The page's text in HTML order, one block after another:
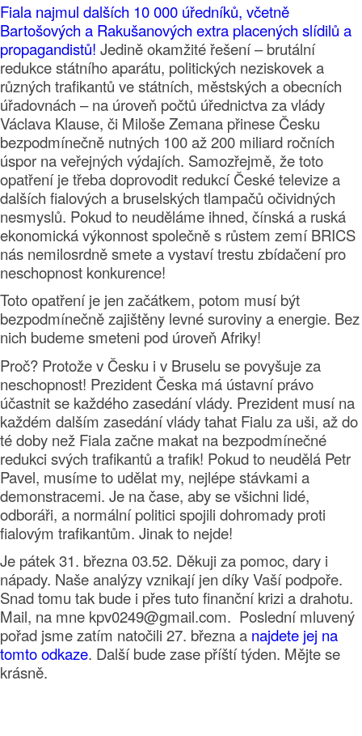
Fiala najmul dalších 10 000 úředníků, včetně
Bartošových a Rakušanových extra placených slídilů a
propagandistů! Jedině okamžité řešení – brutální
redukce státního aparátu, politických neziskovek a
různých trafikantů ve státních, městských a obecních
úřadovnách – na úroveň počtů úřednictva za vlády
Václava Klause, či Miloše Zemana přinese Česku
bezpodmínečně nutných 100 až 200 miliard ročních
úspor na veřejných výdajích. Samozřejmě, že toto
opatření je třeba doprovodit redukcí České televize a
dalších fialových a bruselských tlampačů očividných
nesmyslů. Pokud to neuděláme ihned, čínská a ruská
ekonomická výkonnost společně s růstem zemí BRICS
nás nemilosrdně smete a vystaví trestu zbídačení pro
neschopnost konkurence!
Toto opatření je jen začátkem, potom musí být
bezpodmínečně zajištěny levné suroviny a energie. Bez
nich budeme smeteni pod úroveň Afriky!
Proč? Protože v Česku i v Bruselu se povyšuje za
neschopnost! Prezident Česka má ústavní právo
účastnit se každého zasedání vlády. Prezident musí na
každém dalším zasedání vlády tahat Fialu za uši, až do
té doby než Fiala začne makat na bezpodmínečné
redukci svých trafikantů a trafik! Pokud to neudělá Petr
Pavel, musíme to udělat my, nejlépe stávkami a
demonstracemi. Je na čase, aby se všichni lidé,
odboráři, a normální politici spojili dohromady proti
fialovým trafikantům. Jinak to nejde!
Je pátek 31. března 03.52. Děkuji za pomoc, dary i
nápady. Naše analýzy vznikají jen díky Vaší podpoře.
Snad tomu tak bude i přes tuto finanční krizi a drahotu.
Mail, na mne kpv0249@gmail.com. Poslední mluvený
pořad jsme zatím natočili 27. března a najdete jej na
tomto odkaze. Další bude zase příští týden. Mějte se
krásně.